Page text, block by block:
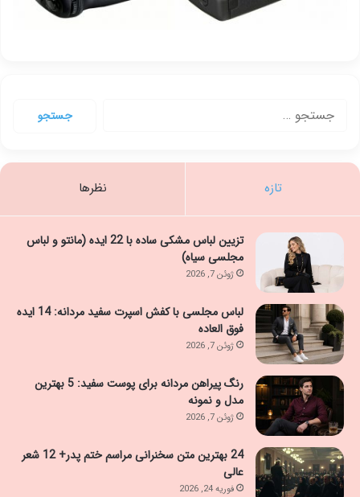
تازه نظرها
تزیین لباس مشکی ساده با 22 ایده (مانتو و لباس
مجلسی سیاه)
ژوئن 7, 2026
لباس مجلسی با کفش اسپرت سفید مردانه: 14 ایده
فوق العاده
ژوئن 7, 2026
رنگ پیراهن مردانه برای پوست سفید: 5 بهترین
مدل و نمونه
ژوئن 7, 2026
24 بهترین متن سخنرانی مراسم ختم پدر+ 12 شعر
عالی
فوریه 24, 2026